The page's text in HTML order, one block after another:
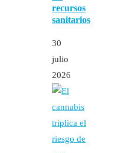
recursos
sanitarios
30
julio
2026